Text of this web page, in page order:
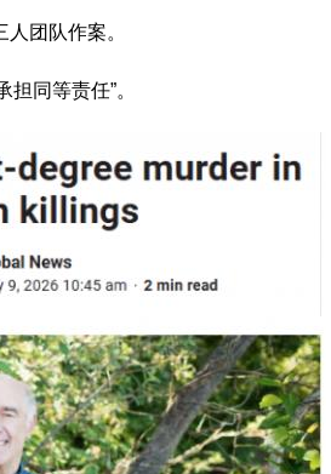
团队作案。
同等责任”。